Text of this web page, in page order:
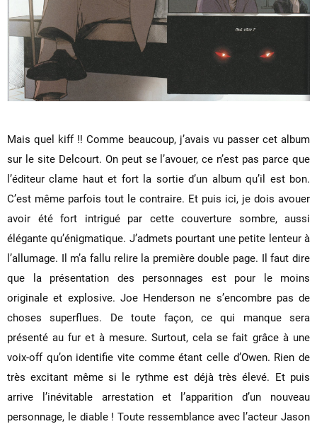
Mais quel kiff !! Comme beaucoup, j’avais vu passer cet album
sur le site Delcourt. On peut se l’avouer, ce n’est pas parce que
l’éditeur clame haut et fort la sortie d’un album qu’il est bon.
C’est même parfois tout le contraire. Et puis ici, je dois avouer
avoir été fort intrigué par cette couverture sombre, aussi
élégante qu’énigmatique. J’admets pourtant une petite lenteur à
l’allumage. Il m’a fallu relire la première double page. Il faut dire
que la présentation des personnages est pour le moins
originale et explosive. Joe Henderson ne s’encombre pas de
choses superflues. De toute façon, ce qui manque sera
présenté au fur et à mesure. Surtout, cela se fait grâce à une
voix-off qu’on identifie vite comme étant celle d’Owen. Rien de
très excitant même si le rythme est déjà très élevé. Et puis
arrive l’inévitable arrestation et l’apparition d’un nouveau
personnage, le diable ! Toute ressemblance avec l’acteur Jason